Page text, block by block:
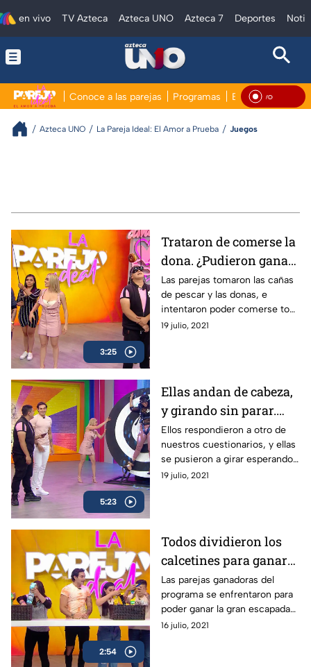
en vivo TV Azteca Azteca UNO Azteca 7 Deportes
Conoce a las parejas Programas Escapadas En
Azteca UNO La Pareja Ideal: El Amor a Prueba Juegos
3:25
Trataron de comerse la
dona. ¿Pudieron ganar
en este divertido juego?
Las parejas tomaron las cañas
de pescar y las donas, e
intentaron poder comerse toda
la dona y ganar.
19 julio, 2021
5:23
Ellas andan de cabeza,
y girando sin parar.
¿Pudieron
respondernos?
Ellos respondieron a otro de
nuestros cuestionarios, y ellas
se pusieron a girar esperando
alguna coincidencia en las
19 julio, 2021
2:54
Todos dividieron los
calcetines para ganar
la escapada romántica.
Las parejas ganadoras del
programa se enfrentaron para
poder ganar la gran escapada
romántica de fin de semana.
16 julio, 2021